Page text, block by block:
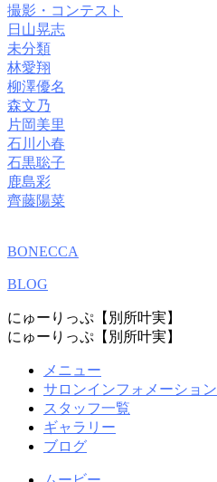
撮影・コンテスト
日山晃志
未分類
林愛翔
柳澤優名
森文乃
片岡美里
石川小春
石黒聡子
鹿島彩
齊藤陽菜
BONECCA
BLOG
にゅーりっぷ【別所叶実】
にゅーりっぷ【別所叶実】
メニュー
サロンインフォメーション
スタッフ一覧
ギャラリー
ブログ